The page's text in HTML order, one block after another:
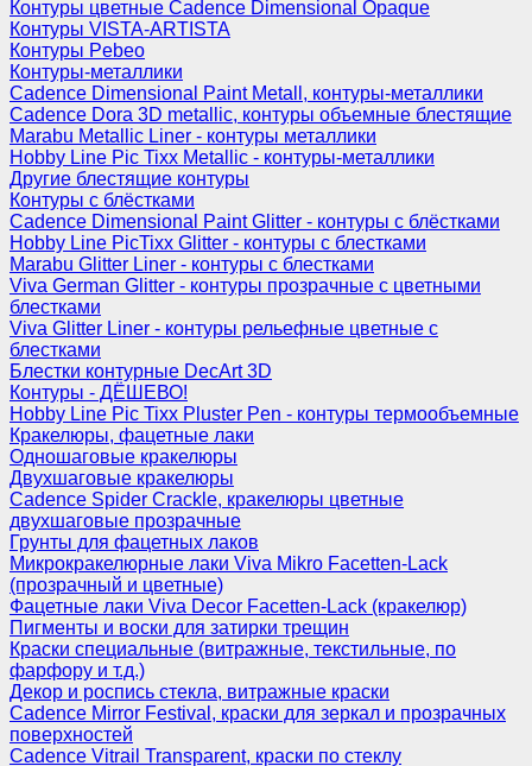
Контуры цветные Cadence Dimensional Opaque
Контуры VISTA-ARTISTA
Контуры Pebeo
Контуры-металлики
Cadence Dimensional Paint Metall, контуры-металлики
Cadence Dora 3D metallic, контуры объемные блестящие
Marabu Metallic Liner - контуры металлики
Hobby Line Pic Tixx Metallic - контуры-металлики
Другие блестящие контуры
Контуры с блёстками
Cadence Dimensional Paint Glitter - контуры с блёстками
Hobby Line PicTixx Glitter - контуры с блестками
Marabu Glitter Liner - контуры с блестками
Viva German Glitter - контуры прозрачные с цветными
блестками
Viva Glitter Liner - контуры рельефные цветные с
блестками
Блестки контурные DecArt 3D
Контуры - ДЁШЕВО!
Hobby Line Pic Tixx Pluster Pen - контуры термообъемные
Кракелюры, фацетные лаки
Одношаговые кракелюры
Двухшаговые кракелюры
Cadence Spider Crackle, кракелюры цветные
двухшаговые прозрачные
Грунты для фацетных лаков
Микрокракелюрные лаки Viva Mikro Facetten-Lack
(прозрачный и цветные)
Фацетные лаки Viva Decor Facetten-Lack (кракелюр)
Пигменты и воски для затирки трещин
Краски специальные (витражные, текстильные, по
фарфору и т.д.)
Декор и роспись стекла, витражные краски
Cadence Mirror Festival, краски для зеркал и прозрачных
поверхностей
Cadence Vitrail Transparent, краски по стеклу